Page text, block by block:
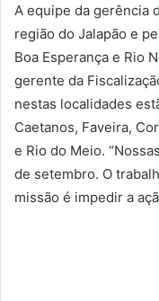
A equipe da gerência
região do Jalapão e
Boa Esperança e Rio
gerente da
nestas localidades
Caetanos, Faveira,
e Rio do Meio.
de setembro. O
missão é impedir a